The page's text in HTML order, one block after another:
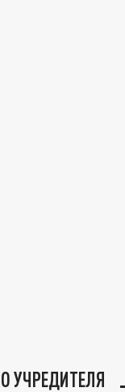
УЧРЕДИТЕЛЯ